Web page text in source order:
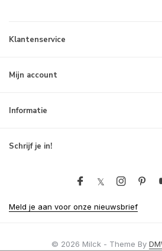
Klantenservice
Mijn account
Informatie
Schrijf je in!
Meld je aan voor onze nieuwsbrief
© 2026 Milck - Theme By